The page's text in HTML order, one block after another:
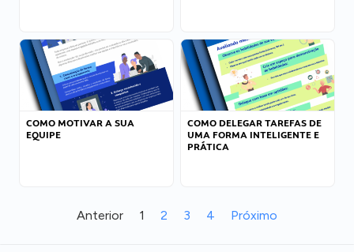
COMO MOTIVAR A SUA
EQUIPE
COMO DELEGAR TAREFAS DE
UMA FORMA INTELIGENTE E
PRÁTICA
Anterior 1 2 3 4 Próximo